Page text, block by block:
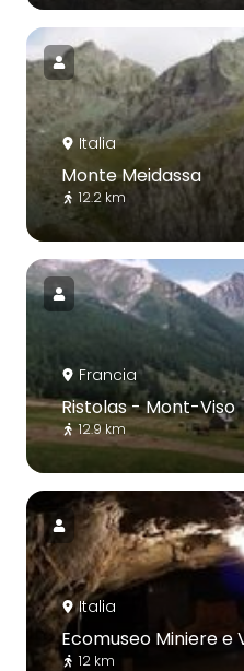
Italia
Monte Meidassa
12.2 km
Francia
Ristolas - Mont-Viso
12.9 km
Italia
Ecomuseo Miniere e
12 km